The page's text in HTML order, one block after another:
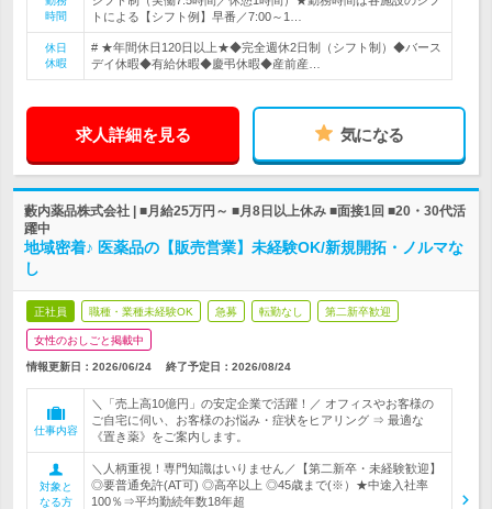
時間
トによる【シフト例】早番／7:00～1…
休日
休暇
# ★年間休日120日以上★◆完全週休2日制（シフト制）◆バース
デイ休暇◆有給休暇◆慶弔休暇◆産前産…
求人詳細を見る 気になる
藪内薬品株式会社 | ■月給25万円～ ■月8日以上休み ■面接1回 ■20・30代活
躍中
地域密着♪ 医薬品の【販売営業】未経験OK/新規開拓・ノルマな
し
正社員 職種・業種未経験OK 急募 転勤なし 第二新卒歓迎
女性のおしごと掲載中
情報更新日：2026/06/24 終了予定日： 2026/08/24
仕事内容
＼「売上高10億円」の安定企業で活躍！／ オフィスやお客様の
ご自宅に伺い、お客様のお悩み・症状をヒアリング ⇒ 最適な
《置き薬》をご案内します。
対象と
なる方
＼人柄重視！専門知識はいりません／【第二新卒・未経験歓迎】
◎要普通免許(AT可) ◎高卒以上 ◎45歳まで(※）★中途入社率
100％⇒平均勤続年数18年超